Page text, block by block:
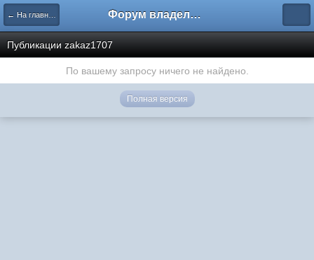
← На главную Форум владельцев интернет-магазинов
Публикации zakaz1707
По вашему запросу ничего не найдено.
Полная версия